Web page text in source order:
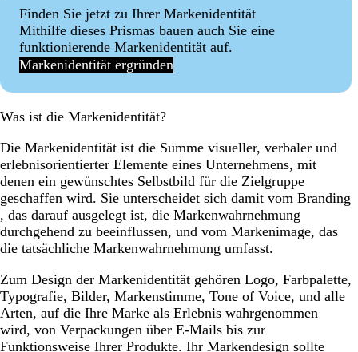
Finden Sie jetzt zu Ihrer Markenidentität
Mithilfe dieses Prismas bauen auch Sie eine
funktionierende Markenidentität auf.
Markenidentität ergründen
Was ist die Markenidentität?
Die Markenidentität ist die Summe visueller, verbaler und
erlebnisorientierter Elemente eines Unternehmens, mit
denen ein gewünschtes Selbstbild für die Zielgruppe
geschaffen wird. Sie unterscheidet sich damit vom Branding
, das darauf ausgelegt ist, die Markenwahrnehmung
durchgehend zu beeinflussen, und vom Markenimage, das
die tatsächliche Markenwahrnehmung umfasst.
Zum Design der Markenidentität gehören Logo, Farbpalette,
Typografie, Bilder, Markenstimme, Tone of Voice, und alle
Arten, auf die Ihre Marke als Erlebnis wahrgenommen
wird, von Verpackungen über E-Mails bis zur
Funktionsweise Ihrer Produkte. Ihr Markendesign sollte